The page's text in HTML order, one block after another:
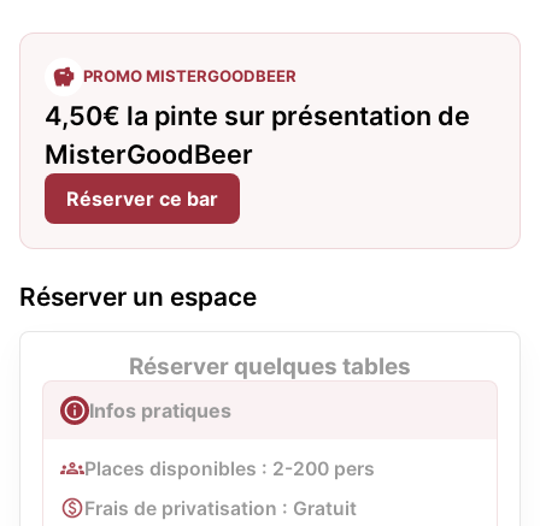
PROMO MISTERGOODBEER
4,50€ la pinte sur présentation de
MisterGoodBeer
Réserver ce bar
Réserver un espace
Réserver quelques tables
Infos pratiques
Places disponibles : 2-200 pers
Frais de privatisation : Gratuit